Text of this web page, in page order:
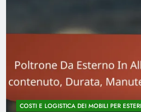
COSTI E LOGISTICA DEI MOBILI PER